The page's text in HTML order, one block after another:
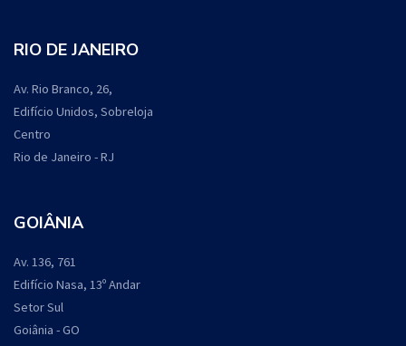
RIO DE JANEIRO
Av. Rio Branco, 26,
Edifício Unidos, Sobreloja
Centro
Rio de Janeiro - RJ
GOIÂNIA
Av. 136, 761
Edifício Nasa, 13º Andar
Setor Sul
Goiânia - GO